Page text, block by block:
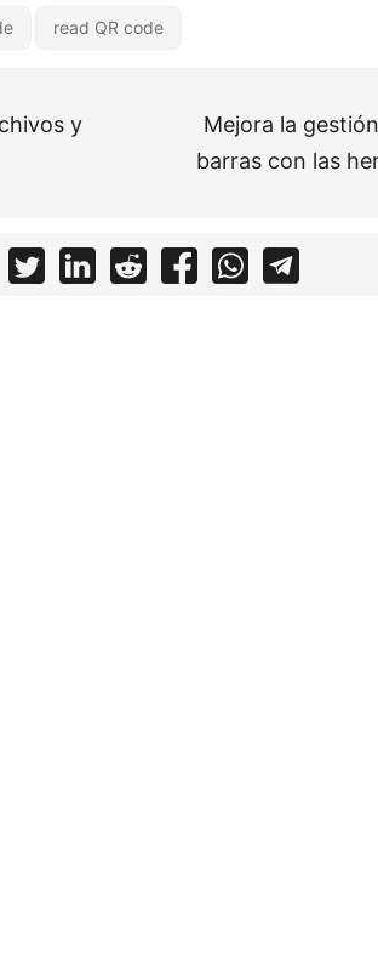
read QR code
y
Mejora la
barras con las